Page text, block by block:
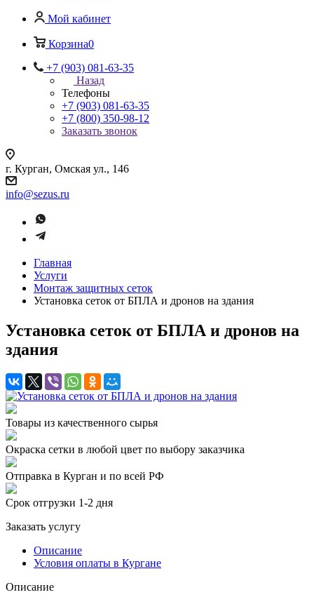
Мой кабинет
Корзина0
+7 (903) 081-63-35
Назад
Телефоны
+7 (903) 081-63-35
+7 (800) 350-98-12
Заказать звонок
г. Курган, Омская ул., 146
info@sezus.ru
Главная
Услуги
Монтаж защитных сеток
Установка сеток от БПЛА и дронов на здания
Установка сеток от БПЛА и дронов на
здания
Товары из качественного сырья
Окраска сетки в любой цвет по выбору заказчика
Отправка в Курган и по всей РФ
Срок отгрузки 1-2 дня
Заказать услугу
Описание
Условия оплаты в Кургане
Описание